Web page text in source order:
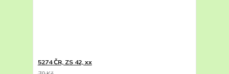
5274 ČR, ZS 42, xx